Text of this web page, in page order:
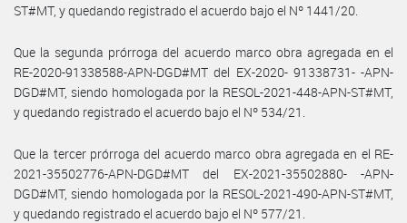
ST#MT, y quedando registrado el acuerdo bajo el Nº 1441/20.
Que la segunda prórroga del acuerdo marco obra agregada en el
RE-2020-91338588-APN-DGD#MT del EX-2020- 91338731- -APN-
DGD#MT, siendo homologada por la RESOL-2021-448-APN-ST#MT,
y quedando registrado el acuerdo bajo el Nº 534/21.
Que la tercer prórroga del acuerdo marco obra agregada en el RE-
2021-35502776-APN-DGD#MT del EX-2021-35502880- -APN-
DGD#MT, siendo homologada por la RESOL-2021-490-APN-ST#MT,
y quedando registrado el acuerdo bajo el Nº 577/21.